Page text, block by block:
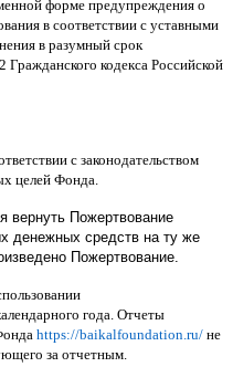
форме предупреждения о
в соответствии с уставными
в разумный срок
Гражданского кодекса Российской
с законодательством
целей Фонда
вернуть Пожертвование
денежных средств на ту же
Пожертвование.
года Отчеты
https://baikalfoundation.ru/ не
за отчетным